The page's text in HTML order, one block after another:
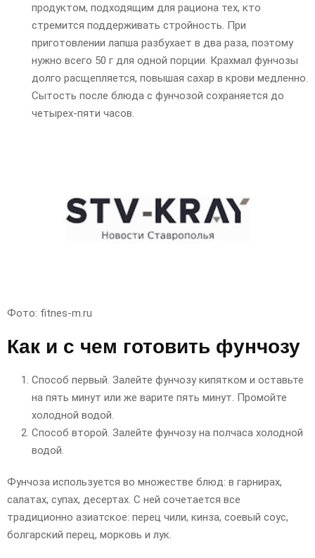
продуктом, подходящим для рациона тех, кто
стремится поддерживать стройность. При
приготовлении лапша разбухает в два раза, поэтому
нужно всего 50 г для одной порции. Крахмал фунчозы
долго расщепляется, повышая сахар в крови медленно.
Сытость после блюда с фунчозой сохраняется до
четырех-пяти часов.
Фото: fitnes-m.ru
Как и с чем готовить фунчозу
Способ первый. Залейте фунчозу кипятком и оставьте
на пять минут или же варите пять минут. Промойте
холодной водой.
Способ второй. Залейте фунчозу на полчаса холодной
водой.
Фунчоза используется во множестве блюд: в гарнирах,
салатах, супах, десертах. С ней сочетается все
традиционно азиатское: перец чили, кинза, соевый соус,
болгарский перец, морковь и лук.